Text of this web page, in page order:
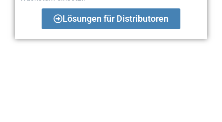
Lösungen für Distributoren